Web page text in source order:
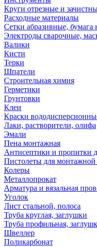
Круги отрезные и
Расходные материалы
Сетки абразивные, бумага
Электроды сварочные,
Валики
Кисти
Терки
Шпатели
Строительная химия
Герметики
Грунтовки
Клеи
Краски
Лаки, растворители, олифа
Эмали
Пена монтажная
Антисептики и пропитки
Пистолеты для
Колеры
Металлопрокат
Арматура и вязальная
Уголок
Лист стальной, полоса
Труба круглая, заглушки
Труба профильная,
Швеллер
Поликарбонат